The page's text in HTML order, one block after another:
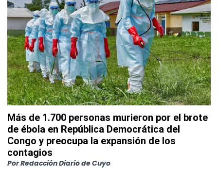
Más de 1.700 personas murieron por el brote
de ébola en República Democrática del
Congo y preocupa la expansión de los
contagios
PorRedacción Diario de Cuyo